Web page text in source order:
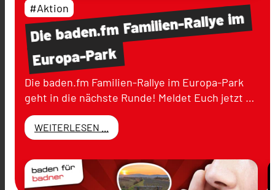
Diebaden.fmFamilien-Rallyeim
Europa-Park
#Aktion
Die baden.fm Familien-Rallye im Europa-Park
geht in die nächste Runde! Meldet Euch jetzt …
WEITERLESEN ...